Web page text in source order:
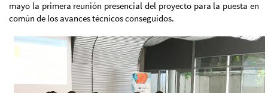
mayo la primera reunión presencial del proyecto para la puesta en
común de los avances técnicos conseguidos.